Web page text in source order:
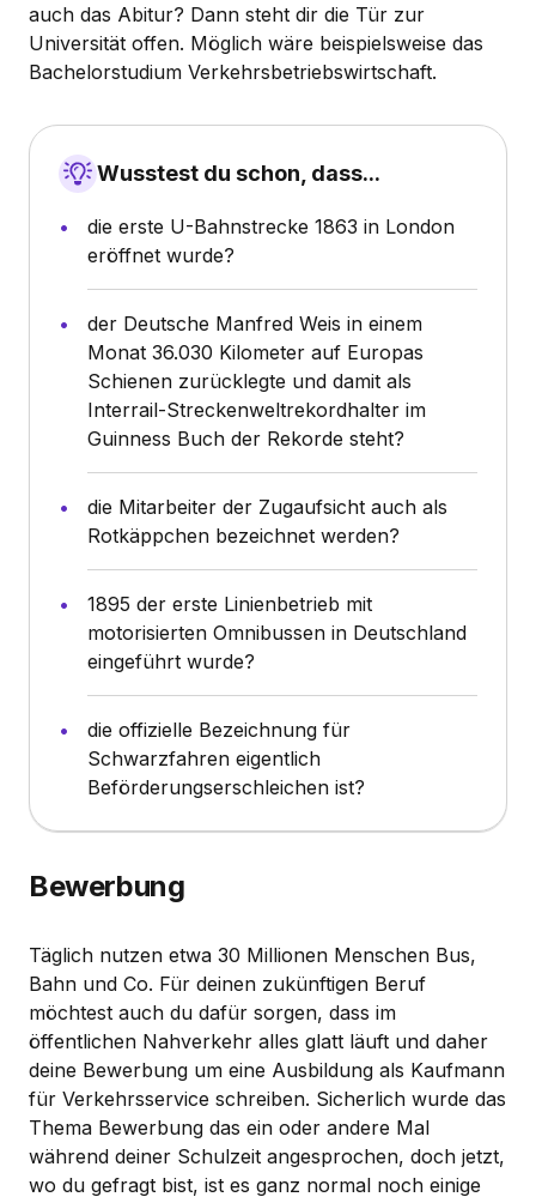
auch das Abitur? Dann steht dir die Tür zur
Universität offen. Möglich wäre beispielsweise das
Bachelorstudium Verkehrsbetriebswirtschaft.
Wusstest du schon, dass...
die erste U-Bahnstrecke 1863 in London
eröffnet wurde?
der Deutsche Manfred Weis in einem
Monat 36.030 Kilometer auf Europas
Schienen zurücklegte und damit als
Interrail-Streckenweltrekordhalter im
Guinness Buch der Rekorde steht?
die Mitarbeiter der Zugaufsicht auch als
Rotkäppchen bezeichnet werden?
1895 der erste Linienbetrieb mit
motorisierten Omnibussen in Deutschland
eingeführt wurde?
die offizielle Bezeichnung für
Schwarzfahren eigentlich
Beförderungserschleichen ist?
Bewerbung
Täglich nutzen etwa 30 Millionen Menschen Bus,
Bahn und Co. Für deinen zukünftigen Beruf
möchtest auch du dafür sorgen, dass im
öffentlichen Nahverkehr alles glatt läuft und daher
deine Bewerbung um eine Ausbildung als Kaufmann
für Verkehrsservice schreiben. Sicherlich wurde das
Thema Bewerbung das ein oder andere Mal
während deiner Schulzeit angesprochen, doch jetzt,
wo du gefragt bist, ist es ganz normal noch einige